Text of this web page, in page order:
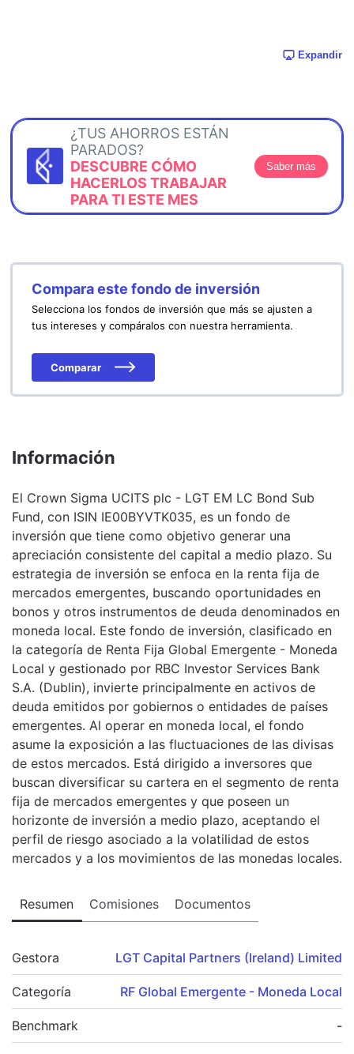
Expandir
¿TUS AHORROS ESTÁN
PARADOS?
DESCUBRE CÓMO
HACERLOS TRABAJAR
PARA TI ESTE MES
Saber más
Compara este fondo de inversión
Selecciona los fondos de inversión que más se ajusten a
tus intereses y compáralos con nuestra herramienta.
Comparar
Información
El Crown Sigma UCITS plc - LGT EM LC Bond Sub
Fund, con ISIN IE00BYVTK035, es un fondo de
inversión que tiene como objetivo generar una
apreciación consistente del capital a medio plazo. Su
estrategia de inversión se enfoca en la renta fija de
mercados emergentes, buscando oportunidades en
bonos y otros instrumentos de deuda denominados en
moneda local. Este fondo de inversión, clasificado en
la categoría de Renta Fija Global Emergente - Moneda
Local y gestionado por RBC Investor Services Bank
S.A. (Dublin), invierte principalmente en activos de
deuda emitidos por gobiernos o entidades de países
emergentes. Al operar en moneda local, el fondo
asume la exposición a las fluctuaciones de las divisas
de estos mercados. Está dirigido a inversores que
buscan diversificar su cartera en el segmento de renta
fija de mercados emergentes y que poseen un
horizonte de inversión a medio plazo, aceptando el
perfil de riesgo asociado a la volatilidad de estos
mercados y a los movimientos de las monedas locales.
Resumen Comisiones Documentos
Gestora LGT Capital Partners (Ireland) Limited
Categoría RF Global Emergente - Moneda Local
Benchmark -